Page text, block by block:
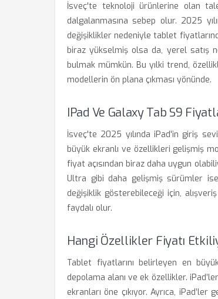
İsveç'te teknoloji ürünlerine olan
dalgalanmasına sebep olur. 2025
değişiklikler nedeniyle tablet
biraz yükselmiş olsa da, yerel satış
bulmak mümkün. Bu yılki trend,
modellerin ön plana çıkması yönünde.
IPad Ve Galaxy Tab S9
İsveç'te 2025 yılında iPad'in giriş
büyük ekranlı ve özellikleri gelişmiş
fiyat açısından biraz daha uygun
Ultra gibi daha gelişmiş sürümler
değişiklik gösterebileceği için,
faydalı olur.
Hangi Özellikler Fiyatı
Tablet fiyatlarını belirleyen en
depolama alanı ve ek özellikler.
ekranları öne çıkıyor. Ayrıca,